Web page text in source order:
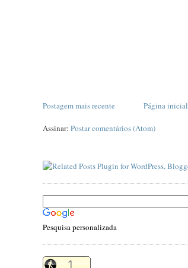
Postagem mais recente Página inicial
Assinar: Postar comentários (Atom)
Pesquisa personalizada